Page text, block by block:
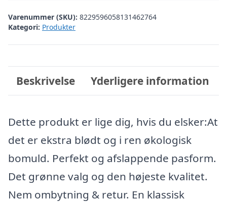
Varenummer (SKU): 8229596058131462764
Kategori: Produkter
Beskrivelse Yderligere information
Dette produkt er lige dig, hvis du elsker:At
det er ekstra blødt og i ren økologisk
bomuld. Perfekt og afslappende pasform.
Det grønne valg og den højeste kvalitet.
Nem ombytning & retur. En klassisk